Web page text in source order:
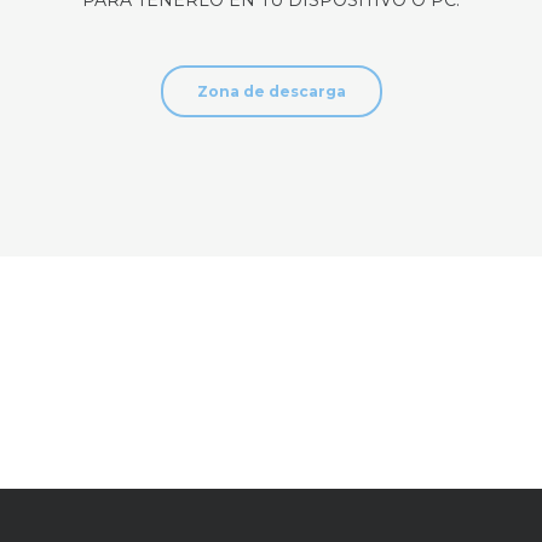
Zona de descarga